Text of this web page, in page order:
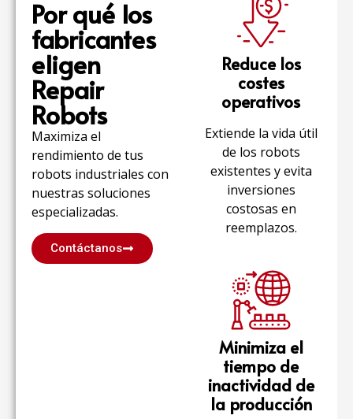
la
producción
se
reanude
de forma
segura,
predecible
y sin
compromisos.
existentes
medido
en el
no
prometido.
Por qué los
fabricantes
eligen
Repair
Robots
Maximiza el
rendimiento de tus
robots industriales con
nuestras soluciones
especializadas.
Contáctanos
Reduce los
costes
operativos
Extiende la vida útil
de los robots
existentes y evita
inversiones
costosas en
reemplazos.
Minimiza el
tiempo de
inactividad de
la producción